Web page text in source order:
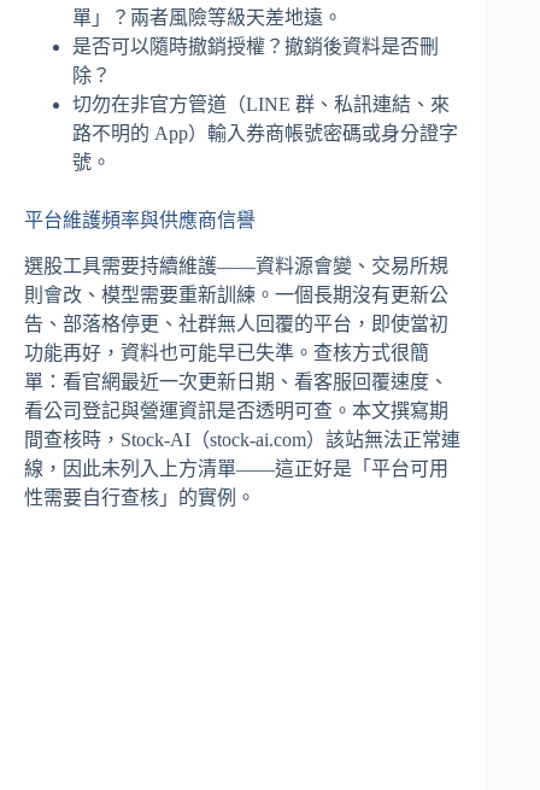
單」？兩者風險等級天差地遠。
是否可以隨時撤銷授權？撤銷後資料是否刪
除？
切勿在非官方管道（LINE 群、私訊連結、來
路不明的 App）輸入券商帳號密碼或身分證字
號。
平台維護頻率與供應商信譽
選股工具需要持續維護——資料源會變、交易所規
則會改、模型需要重新訓練。一個長期沒有更新公
告、部落格停更、社群無人回覆的平台，即使當初
功能再好，資料也可能早已失準。查核方式很簡
單：看官網最近一次更新日期、看客服回覆速度、
看公司登記與營運資訊是否透明可查。本文撰寫期
間查核時，Stock-AI（stock-ai.com）該站無法正常連
線，因此未列入上方清單——這正好是「平台可用
性需要自行查核」的實例。